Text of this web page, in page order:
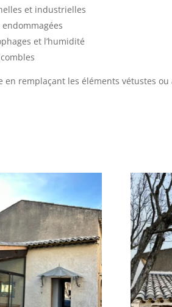
et industrielles
et l’humidité
en remplaçant les éléments vétustes